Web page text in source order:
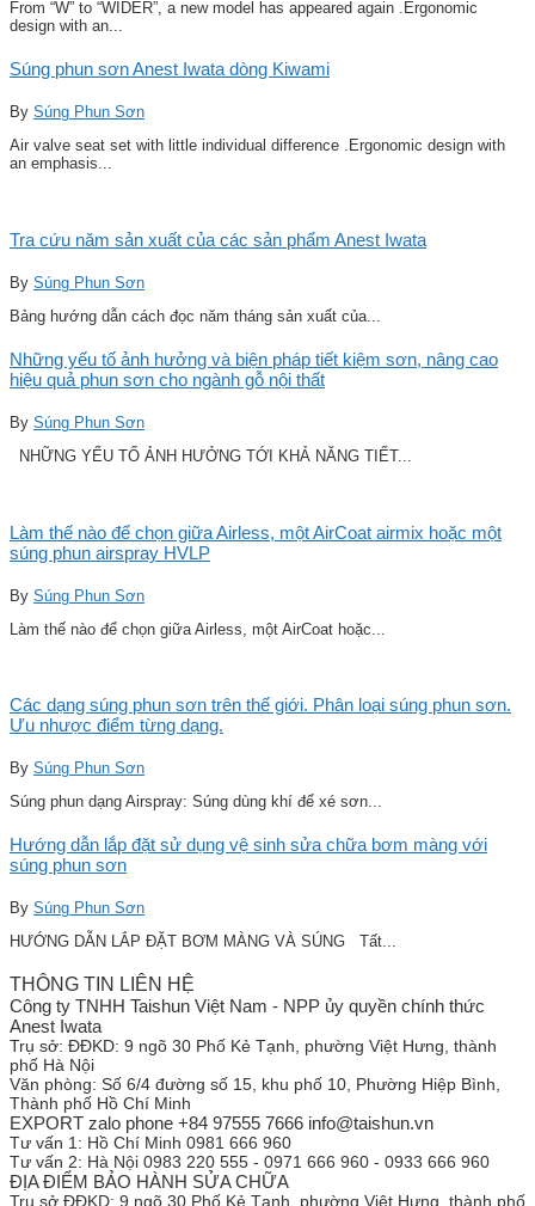
From “W” to “WIDER”, a new model has appeared again .Ergonomic
design with an...
Súng phun sơn Anest Iwata dòng Kiwami
By Súng Phun Sơn
Air valve seat set with little individual difference .Ergonomic design with
an emphasis...
Tra cứu năm sản xuất của các sản phẩm Anest Iwata
By Súng Phun Sơn
Bảng hướng dẫn cách đọc năm tháng sản xuất của...
Những yếu tố ảnh hưởng và biện pháp tiết kiệm sơn, nâng cao
hiệu quả phun sơn cho ngành gỗ nội thất
By Súng Phun Sơn
NHỮNG YẾU TỐ ẢNH HƯỞNG TỚI KHẢ NĂNG TIẾT...
Làm thế nào để chọn giữa Airless, một AirCoat airmix hoặc một
súng phun airspray HVLP
By Súng Phun Sơn
Làm thế nào để chọn giữa Airless, một AirCoat hoặc...
Các dạng súng phun sơn trên thế giới. Phân loại súng phun sơn.
Ưu nhược điểm từng dạng.
By Súng Phun Sơn
Súng phun dạng Airspray: Súng dùng khí để xé sơn...
Hướng dẫn lắp đặt sử dụng vệ sinh sửa chữa bơm màng với
súng phun sơn
By Súng Phun Sơn
HƯỚNG DẪN LẮP ĐẶT BƠM MÀNG VÀ SÚNG Tất...
THÔNG TIN LIÊN HỆ
Công ty TNHH Taishun Việt Nam - NPP ủy quyền chính thức
Anest Iwata
Trụ sở: ĐĐKD: 9 ngõ 30 Phố Kẻ Tạnh, phường Việt Hưng, thành
phố Hà Nội
Văn phòng: Số 6/4 đường số 15, khu phố 10, Phường Hiệp Bình,
Thành phố Hồ Chí Minh
EXPORT zalo phone +84 97555 7666 info@taishun.vn
Tư vấn 1: Hồ Chí Minh 0981 666 960
Tư vấn 2: Hà Nội 0983 220 555 - 0971 666 960 - 0933 666 960
ĐỊA ĐIỂM BẢO HÀNH SỬA CHỮA
Trụ sở ĐĐKD: 9 ngõ 30 Phố Kẻ Tạnh, phường Việt Hưng, thành phố